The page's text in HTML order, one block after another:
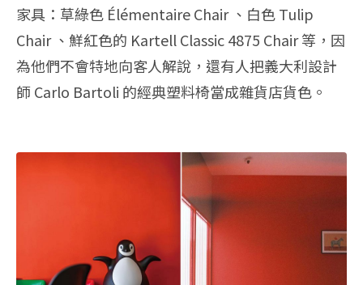
家具：草綠色 Élémentaire Chair 、白色 Tulip
Chair 、鮮紅色的 Kartell Classic 4875 Chair 等，因
為他們不會特地向客人解說，還有人把義大利設計
師 Carlo Bartoli 的經典塑料椅當成雜貨店貨色。